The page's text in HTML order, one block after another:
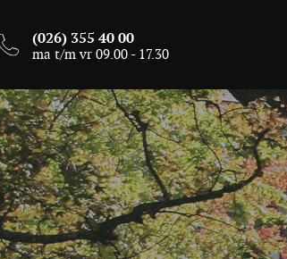
(026) 355 40 00
ma t/m vr 09.00 - 17.30